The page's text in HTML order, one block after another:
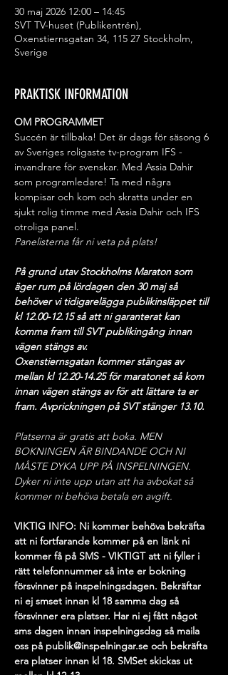
30 maj 2026 12:00 – 14:45
SVT TV-huset (Publikentrén),
Oxenstiernsgatan 34, 115 27 Stockholm,
Sverige
PRAKTISK INFORMATION
OM PROGRAMMET
Succén är tillbaka! Det är dags för säsong 6
av Sveriges roligaste tv-program IFS -
invandrare för svenskar. Med Assia Dahir
som programledare! Ta med några
kompisar och kom och skratta under en
sjukt rolig timme med Assia Dahir och IFS
otroliga panel.
Panelisterna får ni veta på plats!
På grund utav Stockholms Maraton som
äger rum på lördagen den 30 maj så
behöver vi tidigarelägga publikinsläppet till
kl 12.00-12.15 så att ni garanterat kan
komma fram till SVT publikingång innan
vägen stängs av.
Oxenstiernsgatan kommer stängas av
mellan kl 12.20-14.25 för maratonet så kom
innan vägen stängs av för att lättare ta er
fram. Avprickningen på SVT stänger 13.10.
Platserna är gratis att boka. MEN
BOKNINGEN ÄR BINDANDE OCH NI
MÅSTE DYKA UPP PÅ INSPELNINGEN.
Dyker ni inte upp utan att ha avbokat så
kommer ni behöva betala en avgift.
VIKTIG INFO: Ni kommer behöva bekräfta
att ni fortfarande kommer på en länk ni
kommer få på SMS - VIKTIGT att ni fyller i
rätt telefonnummer så inte er bokning
försvinner på inspelningsdagen. Bekräftar
ni ej smset innan kl 18 samma dag så
försvinner era platser. Har ni ej fått något
sms dagen innan inspelningsdag så maila
oss på publik@inspelningar.se och bekräfta
era platser innan kl 18. SMSet skickas ut